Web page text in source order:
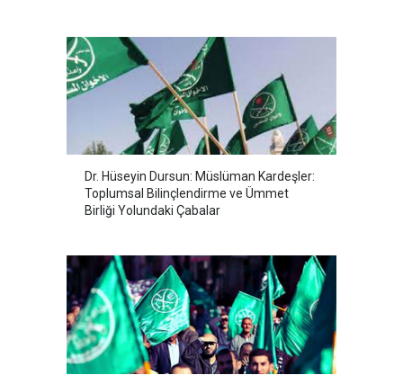
Dr. Hüseyin Dursun: Müslüman Kardeşler:
Toplumsal Bilinçlendirme ve Ümmet
Birliği Yolundaki Çabalar